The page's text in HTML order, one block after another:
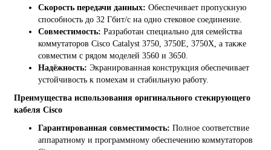
Скорость передачи данных: Обеспечивает пропускную
способность до 32 Гбит/с на одно стековое соединение.
Совместимость: Разработан специально для семейства
коммутаторов Cisco Catalyst 3750, 3750E, 3750X, а также
совместим с рядом моделей 3560 и 3650.
Надёжность: Экранированная конструкция обеспечивает
устойчивость к помехам и стабильную работу.
Преимущества использования оригинального стекирующего
кабеля Cisco
Гарантированная совместимость: Полное соответствие
аппаратному и программному обеспечению коммутаторов